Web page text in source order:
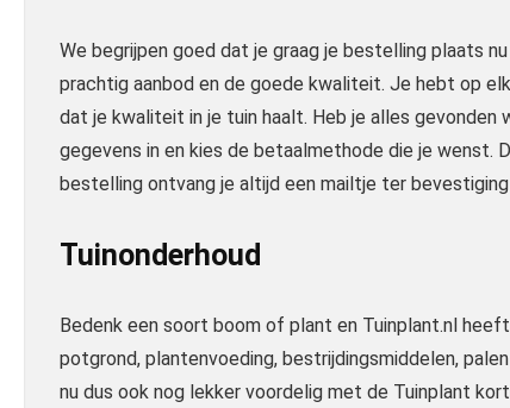
We begrijpen goed dat je graag je bestelling plaats
prachtig aanbod en de goede kwaliteit. Je hebt op
dat je kwaliteit in je tuin haalt. Heb je alles gevonden
gegevens in en kies de betaalmethode die je wenst.
bestelling ontvang je altijd een mailtje ter bevestiging
Tuinonderhoud
Bedenk een soort boom of plant en Tuinplant.nl
potgrond, plantenvoeding, bestrijdingsmiddelen,
nu dus ook nog lekker voordelig met de Tuinplant